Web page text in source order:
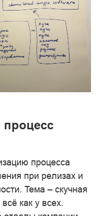
процесса
при релизах и
Тема – скучная
как у всех.